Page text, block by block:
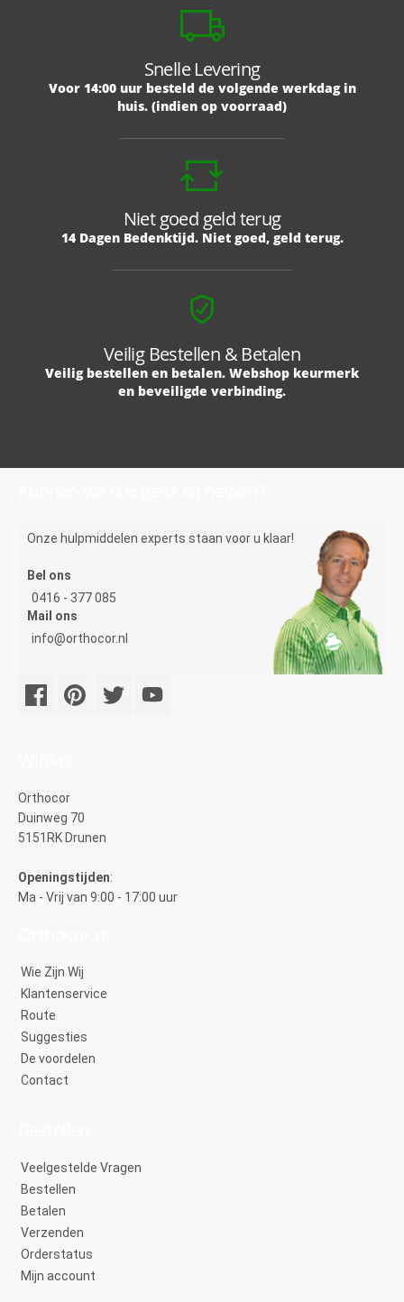
Snelle Levering
Voor 14:00 uur besteld de volgende werkdag in
huis. (indien op voorraad)
Niet goed geld terug
14 Dagen Bedenktijd. Niet goed, geld terug.
Veilig Bestellen & Betalen
Veilig bestellen en betalen. Webshop keurmerk
en beveiligde verbinding.
Onze hulpmiddelen experts staan voor u klaar!
Bel ons
0416 - 377 085
Mail ons
info@orthocor.nl
Orthocor
Duinweg 70
5151RK Drunen
Openingstijden:
Ma - Vrij van 9:00 - 17:00 uur
Wie Zijn Wij
Klantenservice
Route
Suggesties
De voordelen
Contact
Veelgestelde Vragen
Bestellen
Betalen
Verzenden
Orderstatus
Mijn account